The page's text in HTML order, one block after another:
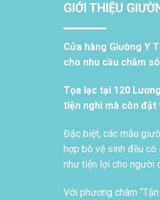
GIỚI THIỆU
Cửa hàng Giường Y
cho nhu cầu chăm
Tọa lạc tại 120
tiện nghi mà còn đặt
Đặc biệt, các mẫu
hợp bô vệ sinh đều có
như tiện lợi cho người
Với phương châm